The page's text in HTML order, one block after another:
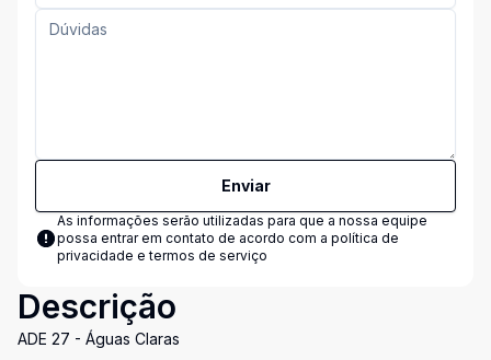
Enviar
As informações serão utilizadas para que a nossa equipe
possa entrar em contato de acordo com a política de
privacidade e termos de serviço
Descrição
ADE 27 - Águas Claras